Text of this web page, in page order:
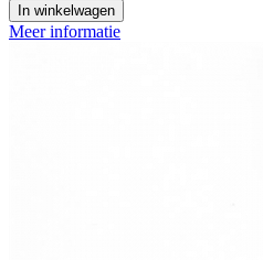
In winkelwagen
Meer informatie